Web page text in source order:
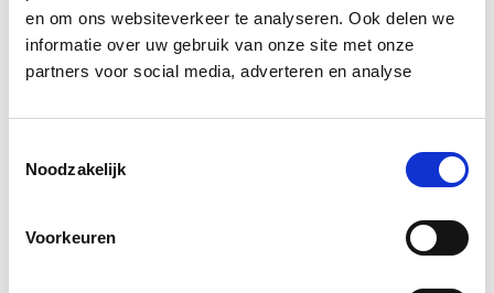
en om ons websiteverkeer te analyseren. Ook delen we
informatie over uw gebruik van onze site met onze
partners voor social media, adverteren en analyse
Noodzakelijk
Voorkeuren